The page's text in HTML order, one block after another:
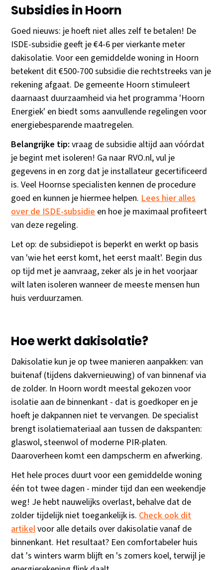
Subsidies in Hoorn
Goed nieuws: je hoeft niet alles zelf te betalen! De
ISDE-subsidie geeft je €4-6 per vierkante meter
dakisolatie. Voor een gemiddelde woning in Hoorn
betekent dit €500-700 subsidie die rechtstreeks van je
rekening afgaat. De gemeente Hoorn stimuleert
daarnaast duurzaamheid via het programma 'Hoorn
Energiek' en biedt soms aanvullende regelingen voor
energiebesparende maatregelen.
Belangrijke tip: vraag de subsidie altijd aan vóórdat
je begint met isoleren! Ga naar RVO.nl, vul je
gegevens in en zorg dat je installateur gecertificeerd
is. Veel Hoornse specialisten kennen de procedure
goed en kunnen je hiermee helpen.Lees hier alles
over de ISDE-subsidieen hoe je maximaal profiteert
van deze regeling.
Let op: de subsidiepot is beperkt en werkt op basis
van 'wie het eerst komt, het eerst maalt'. Begin dus
op tijd met je aanvraag, zeker als je in het voorjaar
wilt laten isoleren wanneer de meeste mensen hun
huis verduurzamen.
Hoe werkt dakisolatie?
Dakisolatie kun je op twee manieren aanpakken: van
buitenaf (tijdens dakvernieuwing) of van binnenaf via
de zolder. In Hoorn wordt meestal gekozen voor
isolatie aan de binnenkant - dat is goedkoper en je
hoeft je dakpannen niet te vervangen. De specialist
brengt isolatiemateriaal aan tussen de dakspanten:
glaswol, steenwol of moderne PIR-platen.
Daaroverheen komt een dampscherm en afwerking.
Het hele proces duurt voor een gemiddelde woning
één tot twee dagen - minder tijd dan een weekendje
weg! Je hebt nauwelijks overlast, behalve dat de
zolder tijdelijk niet toegankelijk is.Check ook dit
artikelvoor alle details over dakisolatie vanaf de
binnenkant. Het resultaat? Een comfortabeler huis
dat 's winters warm blijft en 's zomers koel, terwijl je